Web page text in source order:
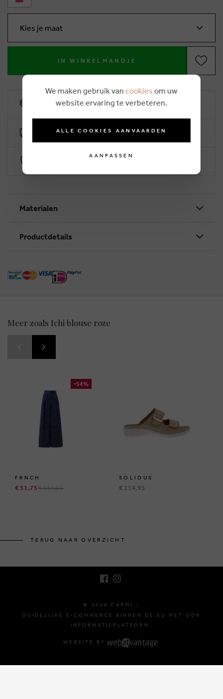
Kies je maat
IN WINKELMANDJE
10% klantenkorting
Gratis levering vanaf €50 (2-4 werkdagen)
Materialen
Productdetails
Meer zoals Ichi blouse roze
-54%
FRNCH
€ 51,75€ 114,95
SOLIDUS
€ 114,95
TERUG NAAR OVERZICHT
© 2026 CARMI -
DUIDELIJKE E-COMMERCE BINNEN DE EU MET ODR
INFORMATIEPLATFORM.
WEBSITE BY
We maken gebruik van cookies om uw
website ervaring te verbeteren.
ALLE COOKIES AANVAARDEN
AANPASSEN